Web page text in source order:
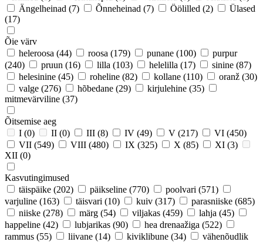
Ängelheinad (7) Õnneheinad (7) Öölilled (2)
Ülased
(17)
Õie värv
heleroosa (44) roosa (179) punane (100)
purpur
(240)
pruun (16) lilla (103) helelilla (17) sinine (87)
helesinine (45) roheline (82) kollane (110) oranž (30)
valge (276) hõbedane (29) kirjulehine (35)
mitmevärviline (37)
Õitsemise aeg
I (0) II (0) III (8) IV (49) V (217) VI (450)
VII (549) VIII (480) IX (325) X (85) XI (3)
XII (0)
Kasvutingimused
täispäike (202) päikseline (770) poolvari (571)
varjuline (163) täisvari (10) kuiv (317) parasniiske (685)
niiske (278) märg (54) viljakas (459) lahja (45)
happeline (42) lubjarikas (90) hea drenaažiga (522)
rammus (55) liivane (14) kiviklibune (34)
vähenõudlik